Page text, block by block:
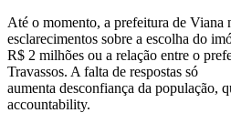
Até o momento, a prefeitura de Viana
esclarecimentos sobre a escolha do
R$ 2 milhões ou a relação entre o
Travassos. A falta de respostas só
aumenta desconfiança da população,
accountability.